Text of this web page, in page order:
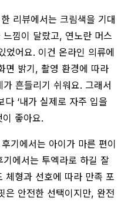
한 리뷰에서는 크림색을 기대
낌이 달랐고, 연노란 머스
었어요. 이건 온라인 의류에
면 밝기, 촬영 환경에 따라
흔들리기 쉬워요. 그래서
다 ‘내가 실제로 자주 입을
이 좋아요.
기에서는 아이가 마른 편이
에서는 투엑라로 하길 잘
체형과 선호에 따라 만족 포
은 안전한 선택이지만, 완전